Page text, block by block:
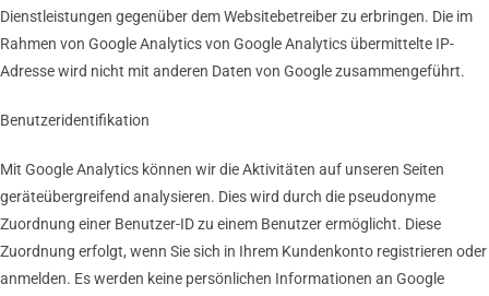
Dienstleistungen gegenüber dem Websitebetreiber zu erbringen. Die im
Rahmen von Google Analytics von Google Analytics übermittelte IP-
Adresse wird nicht mit anderen Daten von Google zusammengeführt.
Benutzeridentifikation
Mit Google Analytics können wir die Aktivitäten auf unseren Seiten
geräteübergreifend analysieren. Dies wird durch die pseudonyme
Zuordnung einer Benutzer-ID zu einem Benutzer ermöglicht. Diese
Zuordnung erfolgt, wenn Sie sich in Ihrem Kundenkonto registrieren oder
anmelden. Es werden keine persönlichen Informationen an Google